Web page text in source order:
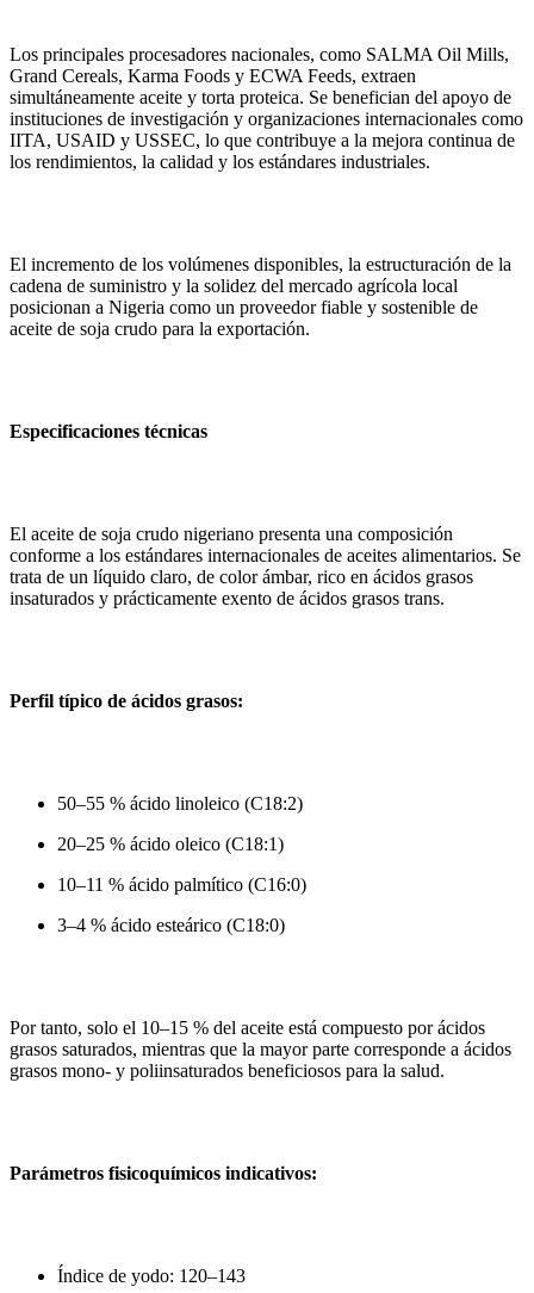
Los principales procesadores nacionales, como SALMA Oil Mills,
Grand Cereals, Karma Foods y ECWA Feeds, extraen
simultáneamente aceite y torta proteica. Se benefician del apoyo de
instituciones de investigación y organizaciones internacionales como
IITA, USAID y USSEC, lo que contribuye a la mejora continua de
los rendimientos, la calidad y los estándares industriales.
El incremento de los volúmenes disponibles, la estructuración de la
cadena de suministro y la solidez del mercado agrícola local
posicionan a Nigeria como un proveedor fiable y sostenible de
aceite de soja crudo para la exportación.
Especificaciones técnicas
El aceite de soja crudo nigeriano presenta una composición
conforme a los estándares internacionales de aceites alimentarios. Se
trata de un líquido claro, de color ámbar, rico en ácidos grasos
insaturados y prácticamente exento de ácidos grasos trans.
Perfil típico de ácidos grasos:
50–55 % ácido linoleico (C18:2)
20–25 % ácido oleico (C18:1)
10–11 % ácido palmítico (C16:0)
3–4 % ácido esteárico (C18:0)
Por tanto, solo el 10–15 % del aceite está compuesto por ácidos
grasos saturados, mientras que la mayor parte corresponde a ácidos
grasos mono- y poliinsaturados beneficiosos para la salud.
Parámetros fisicoquímicos indicativos:
Índice de yodo: 120–143